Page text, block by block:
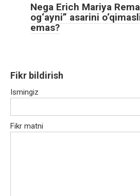
Nega Erich Mariya
og‘ayni” asarini
emas?
Fikr bildirish
Ismingiz
Fikr matni